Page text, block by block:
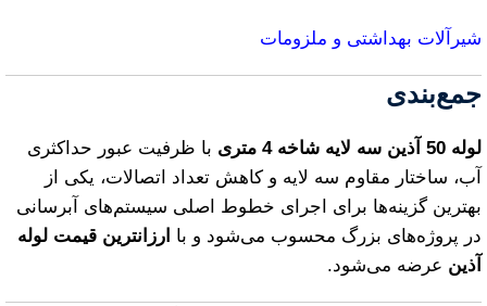
شیرآلات بهداشتی و ملزومات
جمع‌بندی
لوله 50 آذین سه لایه شاخه 4 متری
با ظرفیت عبور حداکثری
آب، ساختار مقاوم سه لایه و کاهش تعداد اتصالات، یکی از
بهترین گزینه‌ها برای اجرای خطوط اصلی سیستم‌های آبرسانی
در پروژه‌های بزرگ محسوب می‌شود و با ارزانترین قیمت لوله
آذین عرضه می‌شود.